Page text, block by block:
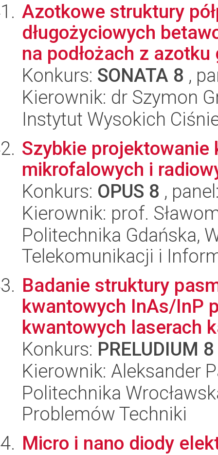
Azotkowe struktury
długożyciowych
na podłożach z azotku
Konkurs: SONATA 8 ,
Kierownik: dr Szymon
Instytut Wysokich
Szybkie
mikrofalowych i
Konkurs: OPUS 8 ,
Kierownik: prof.
Politechnika Gdańska,
Telekomunikacji i
Badanie struktury
kwantowych InAs/InP
kwantowych laserach
Konkurs: PRELUDIUM 8
Kierownik: Aleksander
Politechnika
Problemów Techniki
Micro i nano diody